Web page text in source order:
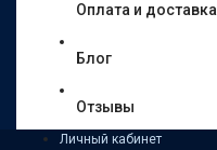
Оплата и доставка
Блог
Отзывы
Личный кабинет